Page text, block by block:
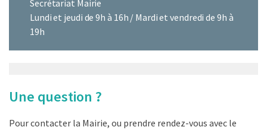
Secrétariat Mairie
Lundi et jeudi de 9h à 16h / Mardi et vendredi de 9h à
19h
Une question ?
Pour contacter la Mairie, ou prendre rendez-vous avec le